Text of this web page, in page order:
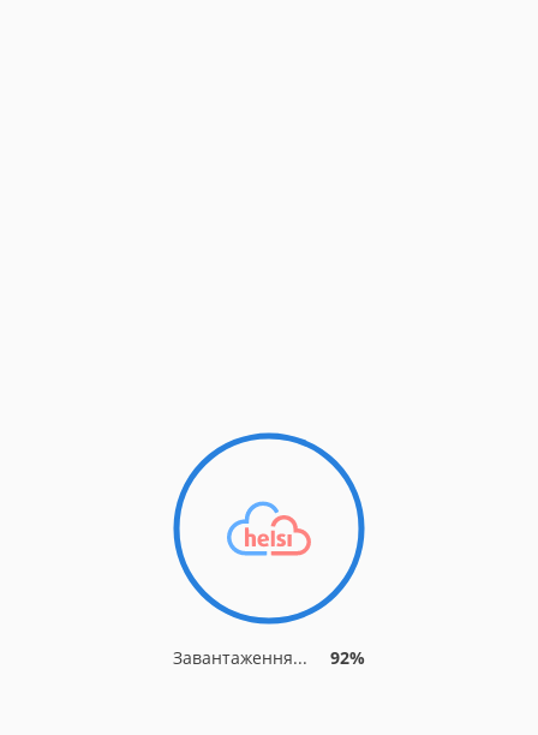
Завантаження... 92%